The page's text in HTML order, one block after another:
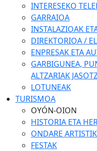
INTERESEKO
GARRAIOA
INSTALAZIOAK
DIREKTORIOA /
ENPRESAK ETA
GARBIGUNEA,
ALTZARIAK
LOTUNEAK
TURISMOA
OYÓN-OION
HISTORIA ETA
ONDARE
FESTAK